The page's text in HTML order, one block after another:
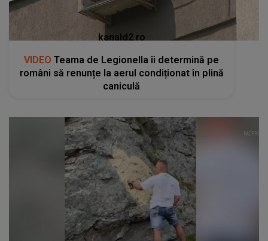
kanald2.ro
VIDEO Teama de Legionella îi determină pe
români să renunțe la aerul condiționat în plină
caniculă